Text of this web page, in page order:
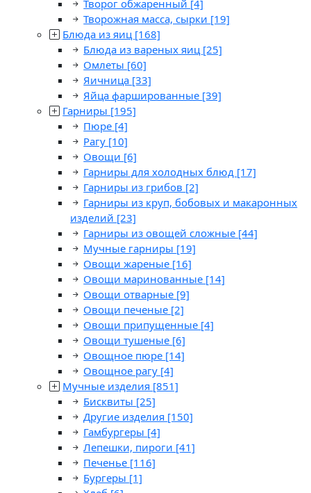
Творог обжаренный [4]
Творожная масса, сырки [19]
Блюда из яиц [168]
Блюда из вареных яиц [25]
Омлеты [60]
Яичница [33]
Яйца фаршированные [39]
Гарниры [195]
Пюре [4]
Рагу [10]
Овощи [6]
Гарниры для холодных блюд [17]
Гарниры из грибов [2]
Гарниры из круп, бобовых и макаронных
изделий [23]
Гарниры из овощей сложные [44]
Мучные гарниры [19]
Овощи жареные [16]
Овощи маринованные [14]
Овощи отварные [9]
Овощи печеные [2]
Овощи припущенные [4]
Овощи тушеные [6]
Овощное пюре [14]
Овощное рагу [4]
Мучные изделия [851]
Бисквиты [25]
Другие изделия [150]
Гамбургеры [4]
Лепешки, пироги [41]
Печенье [116]
Бургеры [1]